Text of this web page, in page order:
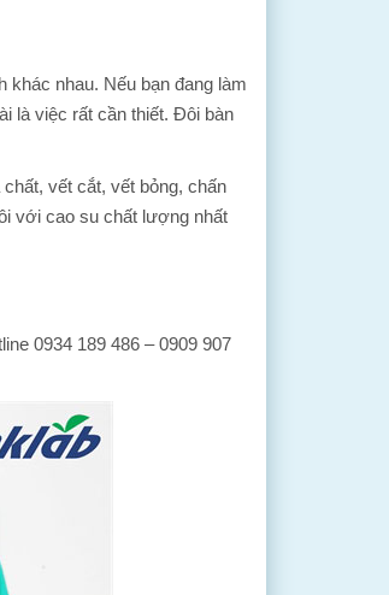
khác nhau. Nếu bạn đang làm
là việc rất cần thiết. Đôi bàn
vết cắt, vết bỏng, chấn
với cao su chất lượng nhất
0934 189 486 – 0909 907